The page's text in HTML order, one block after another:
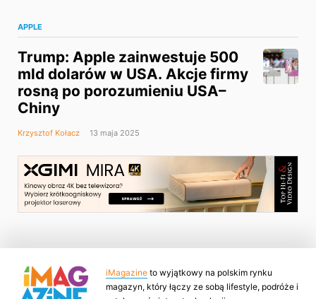
APPLE
Trump: Apple zainwestuje 500
mld dolarów w USA. Akcje firmy
rosną po porozumieniu USA–
Chiny
Krzysztof Kołacz 13 maja 2025
iMagazine to wyjątkowy na polskim rynku
magazyn, który łączy ze sobą lifestyle, podróże i